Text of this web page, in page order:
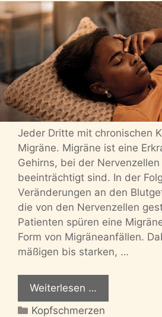
Jeder Dritte mit chronischen
Migräne. Migräne ist eine
Gehirns, bei der
beeinträchtigt sind. In der
Veränderungen an den
die von den Nervenzellen
Patienten spüren eine
Form von Migräneanfällen.
mäßigen bis starken, …
Weiterlesen …
Kategorien
Kopfschmerzen